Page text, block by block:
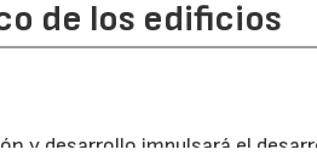
de los edificios
y desarrollo impulsará el